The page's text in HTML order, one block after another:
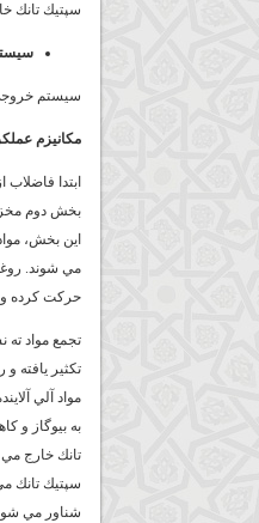
سپتيك تانك
سيستم
مكانيزم
ابتدا
بخش دوم
اين بخش،
مي شوند.
حركت كرده
تجمع مواد ته
تكثير يافته
مواد آلي
به بيوگاز و
تانك خارج مي
سپتيك تانك
شناور مي